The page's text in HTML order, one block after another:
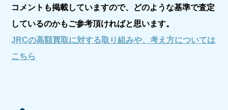
会社概要
コメントも掲載していますので、どのような基準で査定
しているのかもご参考頂ければと思います。
JRCの高額買取に対する取り組みや、考え方については
こちら